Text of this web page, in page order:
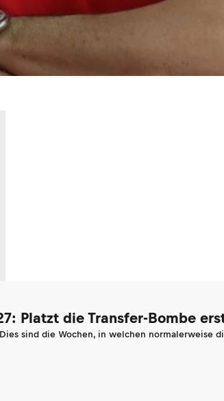
Platzt die Transfer-Bombe
sind die Wochen, in welchen